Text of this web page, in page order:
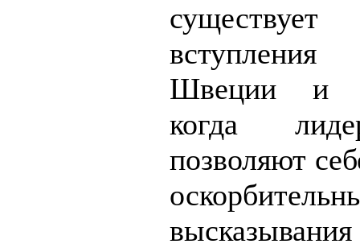
существует
Швеции и
когда
позволяют